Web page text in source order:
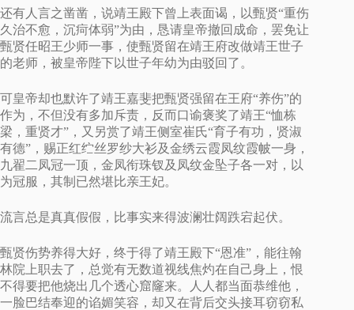
还有人言之凿凿，说靖王殿下曾上表面谒，以甄贤“重伤
久治不愈，沉疴体弱”为由，恳请皇帝撤回成命，罢免让
甄贤任昭王少师一事，使甄贤留在靖王府改做靖王世子
的老师，被皇帝陛下以世子年幼为由驳回了。
可皇帝却也默许了靖王嘉斐把甄贤强留在王府“养伤”的
作为，不但没有多加斥责，反而口谕褒奖了靖王“恤栋
梁，重贤才”，又另赏了靖王侧室崔氏“育子有功，贤淑
有德”，赐正红纻丝罗纱大衫及金绣云霞凤纹霞帔一身，
九翟二凤冠一顶，金凤衔珠钗及凤纹金坠子各一对，以
为冠服，其制已然堪比亲王妃。
流言总是真真假假，比事实来得波澜壮阔跌宕起伏。
甄贤伤势养得大好，终于得了靖王殿下“恩准”，能往翰
林院上职去了，总觉有无数道视线焦灼在自己身上，恨
不得要把他烧出几个透心窟窿来。人人都当面恭维他，
一脸巴结奉迎的谄媚笑容，却又在背后交头接耳窃窃私